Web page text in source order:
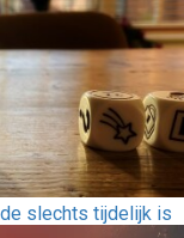
slechts tijdelijk is